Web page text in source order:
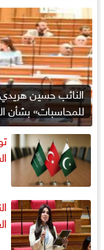
النائب حسين
للمحاسبات» بشأن